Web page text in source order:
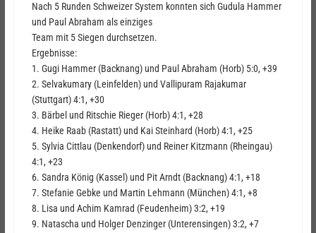
Nach 5 Runden Schweizer System konnten sich Gudula Hammer
und Paul Abraham als einziges
Team mit 5 Siegen durchsetzen.
Ergebnisse:
1. Gugi Hammer (Backnang) und Paul Abraham (Horb) 5:0, +39
2. Selvakumary (Leinfelden) und Vallipuram Rajakumar
(Stuttgart) 4:1, +30
3. Bärbel und Ritschie Rieger (Horb) 4:1, +28
4. Heike Raab (Rastatt) und Kai Steinhard (Horb) 4:1, +25
5. Sylvia Cittlau (Denkendorf) und Reiner Kitzmann (Rheingau)
4:1, +23
6. Sandra König (Kassel) und Pit Arndt (Backnang) 4:1, +18
7. Stefanie Gebke und Martin Lehmann (München) 4:1, +8
8. Lisa und Achim Kamrad (Feudenheim) 3:2, +19
9. Natascha und Holger Denzinger (Unterensingen) 3:2, +7